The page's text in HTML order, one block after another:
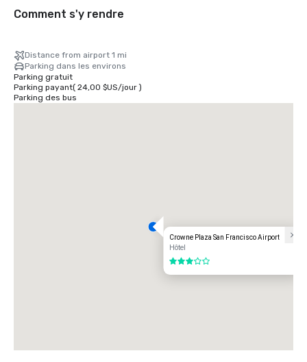
Comment s'y rendre
Distance from airport 1 mi
Parking dans les environs
Parking gratuit
Parking payant( 24,00 $US/jour)
Parking des bus
Crowne Plaza San Francisco Airport
Hôtel
3 sur 5